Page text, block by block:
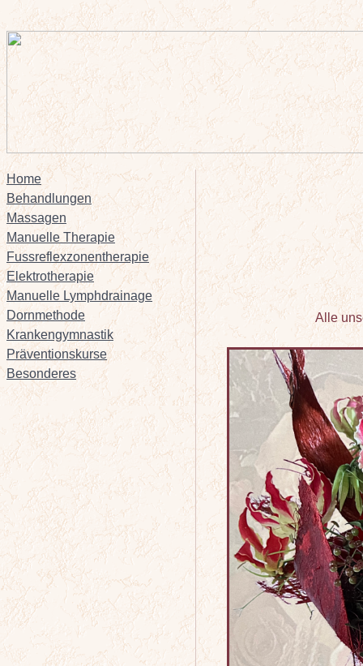
Home
Behandlungen
Massagen
Manuelle Therapie
Fussreflexzonentherapie
Elektrotherapie
Manuelle Lymphdrainage
Dornmethode
Krankengymnastik
Präventionskurse
Besonderes
Alle